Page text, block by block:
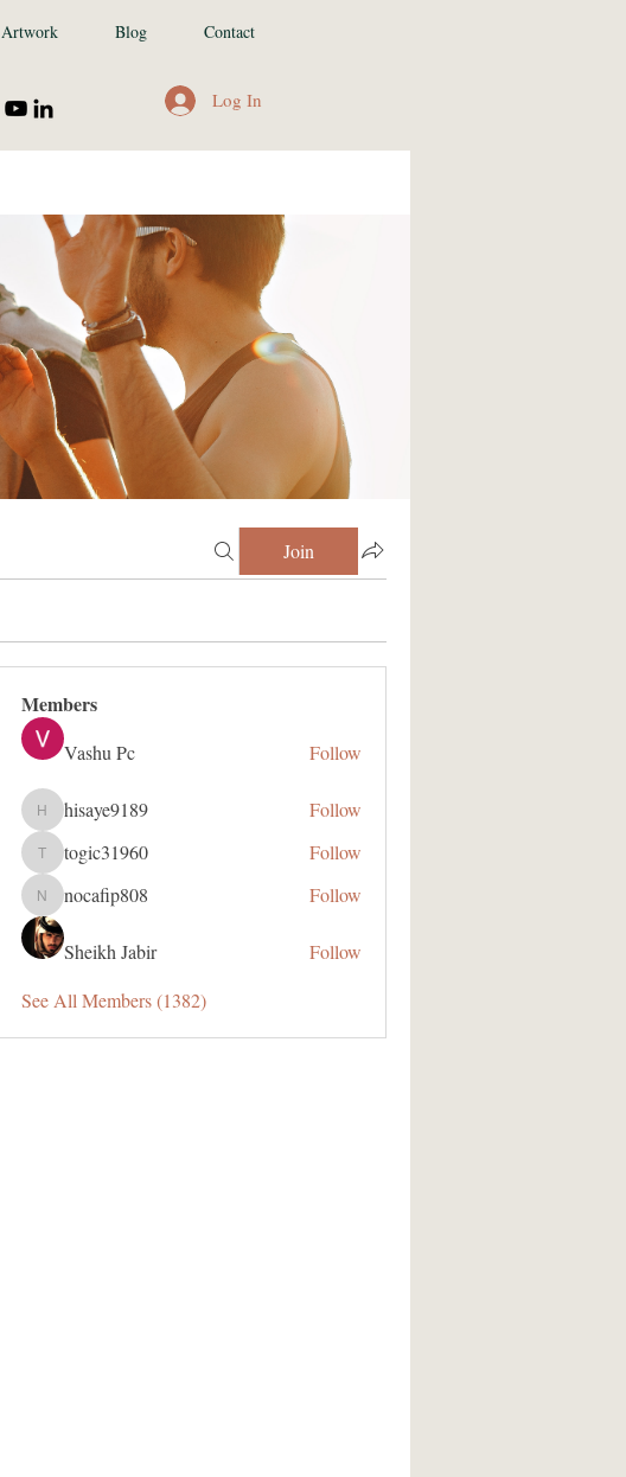
Artwork Blog Contact
Log In
Join
Members
Vashu Pc Follow
hisaye9189
hisaye9189 Follow
togic31960
togic31960 Follow
nocafip808
nocafip808 Follow
Sheikh Jabir
Follow
See All Members (1382)